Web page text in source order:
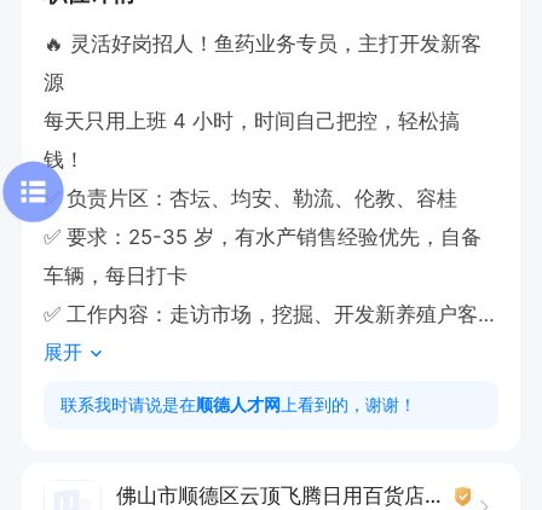
🔥 灵活好岗招人！鱼药业务专员，主打开发新客
源
每天只用上班 4 小时，时间自己把控，轻松搞
钱！
✅ 负责片区：杏坛、均安、勒流、伦教、容桂
✅ 要求：25-35 岁，有水产销售经验优先，自备
车辆，每日打卡
✅ 工作内容：走访市场，挖掘、开发新养殖户客户
💸 提成拉满！新客收益可观，干得越多赚得越
多，月薪最高 10000 元！
展开
联系我时请说是在顺德人才网 上看到的，谢谢！
佛山市顺德区云顶飞腾日用百货店（个体工商户）